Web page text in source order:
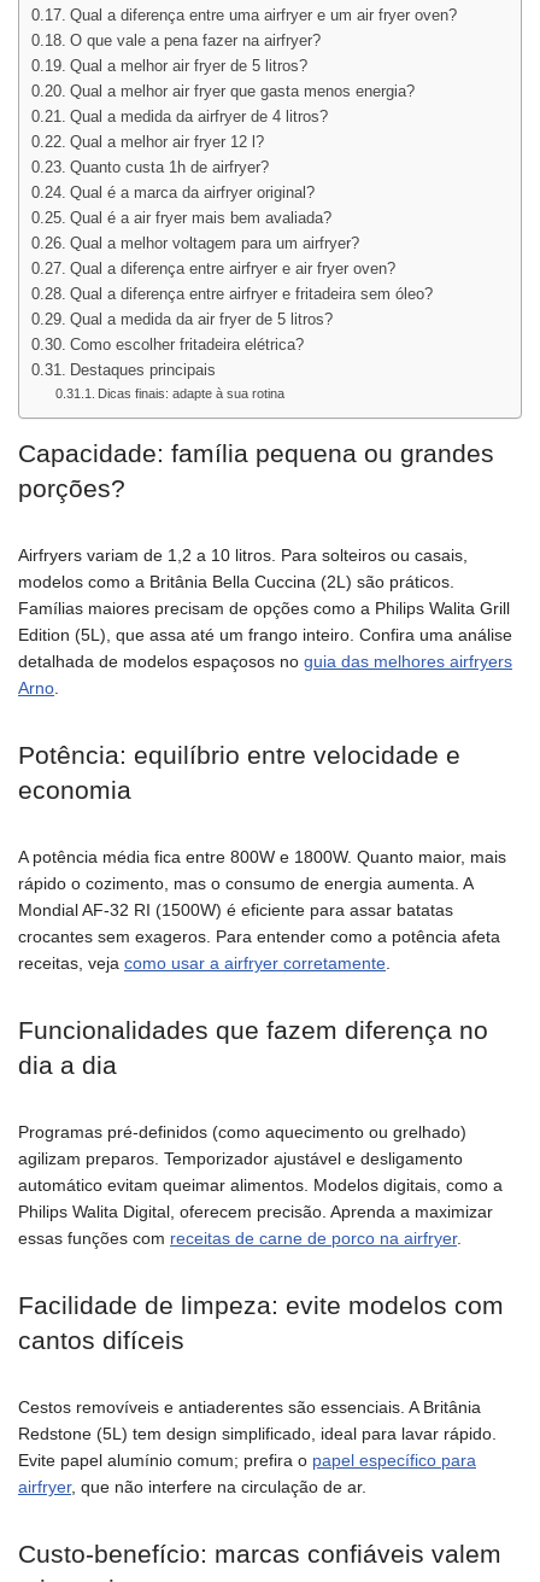
Qual a diferença entre uma airfryer e um air fryer oven?
O que vale a pena fazer na airfryer?
Qual a melhor air fryer de 5 litros?
Qual a melhor air fryer que gasta menos energia?
Qual a medida da airfryer de 4 litros?
Qual a melhor air fryer 12 l?
Quanto custa 1h de airfryer?
Qual é a marca da airfryer original?
Qual é a air fryer mais bem avaliada?
Qual a melhor voltagem para um airfryer?
Qual a diferença entre airfryer e air fryer oven?
Qual a diferença entre airfryer e fritadeira sem óleo?
Qual a medida da air fryer de 5 litros?
Como escolher fritadeira elétrica?
Destaques principais
Dicas finais: adapte à sua rotina
Capacidade: família pequena ou grandes
porções?
Airfryers variam de 1,2 a 10 litros. Para solteiros ou casais,
modelos como a Britânia Bella Cuccina (2L) são práticos.
Famílias maiores precisam de opções como a Philips Walita Grill
Edition (5L), que assa até um frango inteiro. Confira uma análise
detalhada de modelos espaçosos no guia das melhores airfryers
Arno
Potência: equilíbrio entre velocidade e
economia
A potência média fica entre 800W e 1800W. Quanto maior, mais
rápido o cozimento, mas o consumo de energia aumenta. A
Mondial AF-32 RI (1500W) é eficiente para assar batatas
crocantes sem exageros. Para entender como a potência afeta
receitas, veja como usar a airfryer corretamente
Funcionalidades que fazem diferença no
dia a dia
Programas pré-definidos (como aquecimento ou grelhado)
agilizam preparos. Temporizador ajustável e desligamento
automático evitam queimar alimentos. Modelos digitais, como a
Philips Walita Digital, oferecem precisão. Aprenda a maximizar
essas funções com receitas de carne de porco na airfryer.
Facilidade de limpeza: evite modelos com
cantos difíceis
Cestos removíveis e antiaderentes são essenciais. A Britânia
Redstone (5L) tem design simplificado, ideal para lavar rápido.
Evite papel alumínio comum; prefira o papel específico para
airfryer, que não interfere na circulação de ar.
Custo-benefício: marcas confiáveis valem